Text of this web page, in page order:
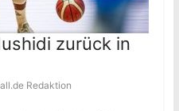
zurück in
Redaktion